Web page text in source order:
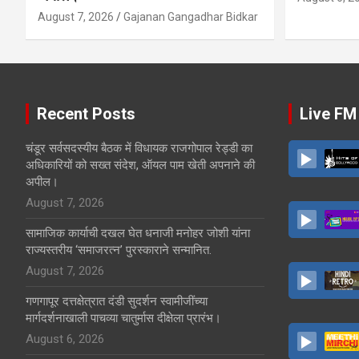
August 7, 2026 Gajanan Gangadhar Bidkar
Recent Posts
चंडूर सर्वसदस्यीय बैठक में विधायक राजगोपाल रेड्डी का
अधिकारियों को सख्त संदेश, ऑयल पाम खेती अपनाने की
अपील।
August 7, 2026
सामाजिक कार्याची दखल घेत धनाजी मनोहर जोशी यांना
राज्यस्तरीय ‘समाजरत्न’ पुरस्काराने सन्मानित.
August 7, 2026
गणगापूर दत्तक्षेत्रात दंडी सुदर्शन स्वामीजींच्या
मार्गदर्शनाखाली पाचव्या चातुर्मास दीक्षेला प्रारंभ।
August 6, 2026
Live